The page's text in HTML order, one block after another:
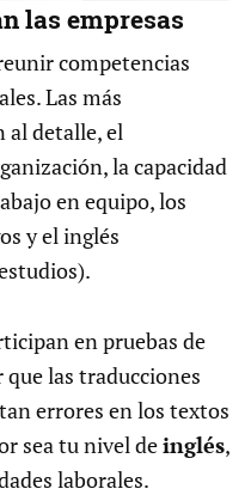
las empresas
competencias
Las más
al detalle, el
la capacidad
en equipo, los
y el inglés
en pruebas de
las traducciones
errores en los textos
sea tu nivel deinglés,
laborales.